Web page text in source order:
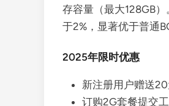
存容量（最大128GB
于2%，显著优于普通
2025年限时优惠
新注册用户赠送20
订购2G套餐提交